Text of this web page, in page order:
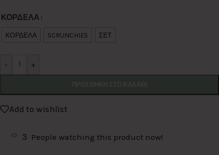
ΚΟΡΔΕΛΑ
ΚΟΡΔΕΛΑ SCRUNCHIES ΣΕΤ
- +
Alternative:
Add to wishlist
3 People watching this product now!